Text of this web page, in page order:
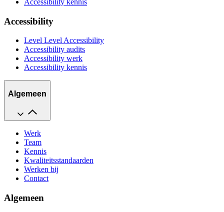
Accessibility
Level Level Accessibility
Accessibility audits
Accessibility werk
Accessibility kennis
Algemeen
Werk
Team
Kennis
Kwaliteitsstandaarden
Werken bij
Contact
Algemeen